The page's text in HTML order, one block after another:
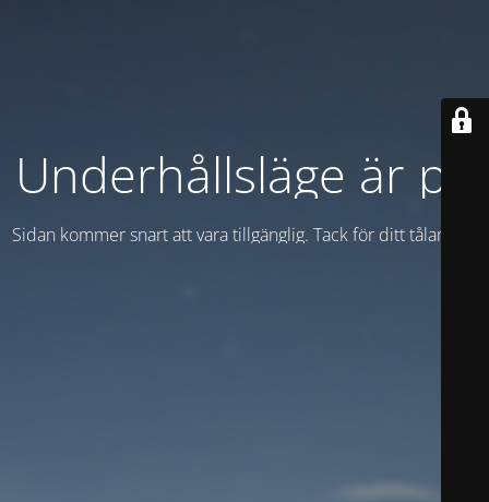
Underhållsläge är på
Sidan kommer snart att vara tillgänglig. Tack för ditt tålamod!